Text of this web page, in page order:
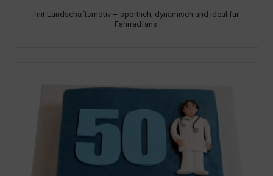
mit Landschaftsmotiv – sportlich, dynamisch und ideal für
Fahrradfans.